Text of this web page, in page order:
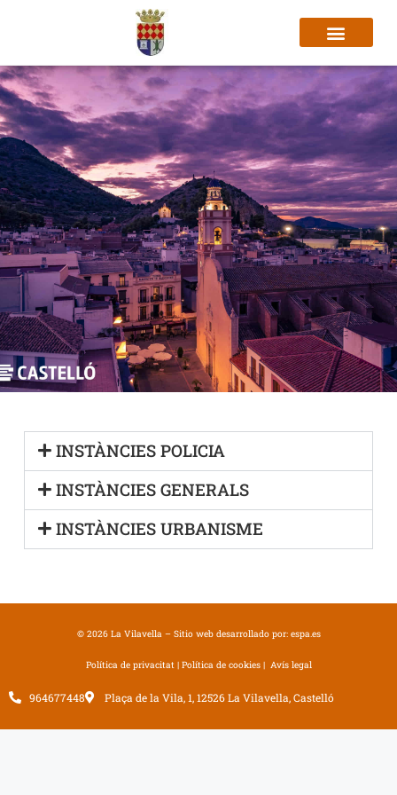
Instàncies i
Sol·licituds
INSTÀNCIES POLICIA
INSTÀNCIES GENERALS
INSTÀNCIES URBANISME
© 2026 La Vilavella – Sitio web desarrollado por: espa.es
Política de privacitat | Política de cookies| Avís legal
964677448 Plaça de la Vila, 1, 12526 La Vilavella, Castelló